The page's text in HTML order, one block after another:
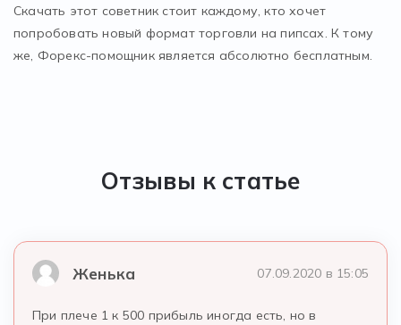
Скачать этот советник стоит каждому, кто хочет
попробовать новый формат торговли на пипсах. К тому
же, Форекс-помощник является абсолютно бесплатным.
Отзывы к статье
Женька 07.09.2020 в 15:05
При плече 1 к 500 прибыль иногда есть, но в